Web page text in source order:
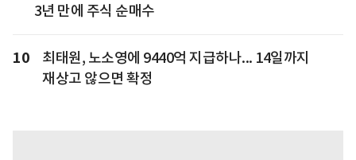
3년 만에 주식 순매수
10
최태원, 노소영에 9440억 지급하나... 14일까지
재상고 않으면 확정